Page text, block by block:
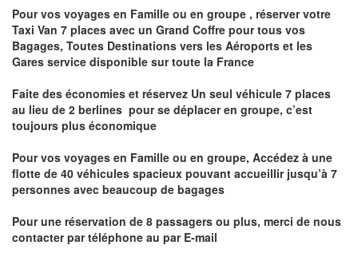
Pour vos voyages en Famille ou en groupe , réserver votre
Taxi Van 7 places avec un Grand Coffre pour tous vos
Bagages, Toutes Destinations vers les Aéroports et les
Gares service disponible sur toute la France
Faite des économies et réservez Un seul véhicule 7 places
au lieu de 2 berlines pour se déplacer en groupe, c’est
toujours plus économique
Pour vos voyages en Famille ou en groupe, Accédez à une
flotte de 40 véhicules spacieux pouvant accueillir jusqu’à 7
personnes avec beaucoup de bagages
Pour une réservation de 8 passagers ou plus, merci de nous
contacter par téléphone au par E-mail